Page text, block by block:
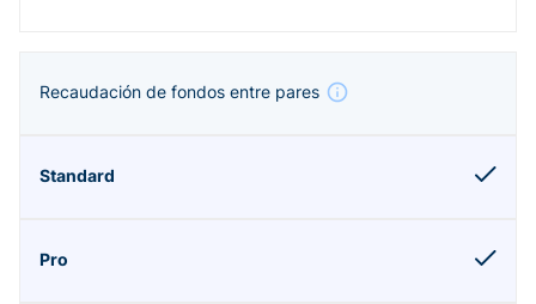
Recaudación de fondos entre pares